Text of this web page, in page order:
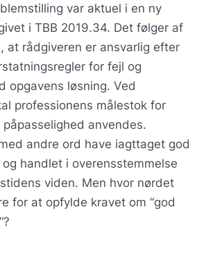
var aktuel i en ny
i TBB 2019.34. Det følger af
at rådgiveren er ansvarlig efter
for fejl og
opgavens løsning. Ved
professionens målestok for
anvendes.
andre ord have iagttaget god
handlet i overensstemmelse
viden. Men hvor nørdet
for at opfylde kravet om “god